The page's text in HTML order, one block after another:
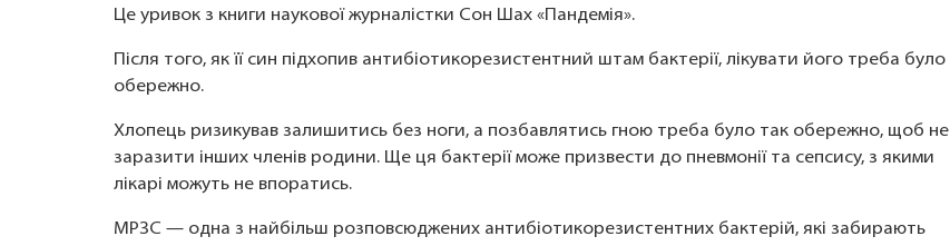
Це уривок з книги наукової журналістки Сон Шах «Пандемія».
Після того, як її син підхопив антибіотикорезистентний штам бактерії, лікувати його треба було
обережно.
Хлопець ризикував залишитись без ноги, а позбавлятись гною треба було так обережно, щоб не
заразити інших членів родини. Ще ця бактерії може призвести до пневмонії та сепсису, з якими
лікарі можуть не впоратись.
МРЗС — одна з найбільш розповсюджених антибіотикорезистентних бактерій, які забирають